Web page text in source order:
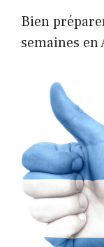
Bien
semaines